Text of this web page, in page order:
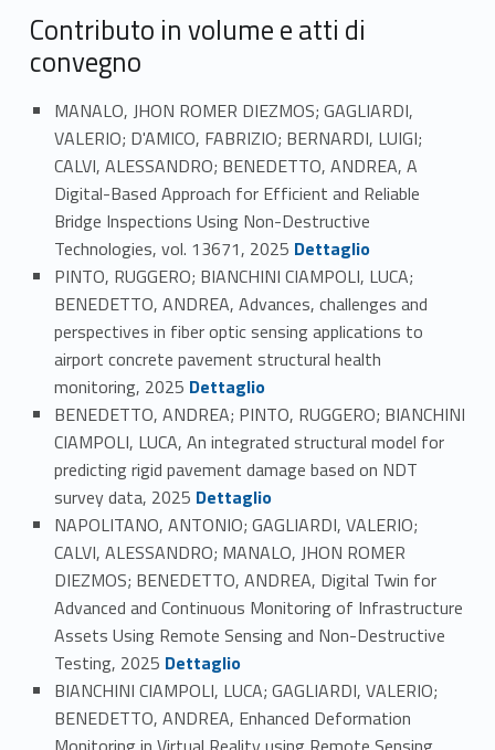
Contributo in volume e atti di
convegno
MANALO, JHON ROMER DIEZMOS; GAGLIARDI,
VALERIO; D'AMICO, FABRIZIO; BERNARDI, LUIGI;
CALVI, ALESSANDRO; BENEDETTO, ANDREA, A
Digital-Based Approach for Efficient and Reliable
Bridge Inspections Using Non-Destructive
Technologies, vol. 13671, 2025 Link identifier #identifier_person_164822-97
Dettaglio
PINTO, RUGGERO; BIANCHINI CIAMPOLI, LUCA;
BENEDETTO, ANDREA, Advances, challenges and
perspectives in fiber optic sensing applications to
airport concrete pavement structural health
monitoring, 2025 Link identifier #identifier_person_95202-98
Dettaglio
BENEDETTO, ANDREA; PINTO, RUGGERO; BIANCHINI
CIAMPOLI, LUCA, An integrated structural model for
predicting rigid pavement damage based on NDT
survey data, 2025 Link identifier #identifier_person_12745-99
Dettaglio
NAPOLITANO, ANTONIO; GAGLIARDI, VALERIO;
CALVI, ALESSANDRO; MANALO, JHON ROMER
DIEZMOS; BENEDETTO, ANDREA, Digital Twin for
Advanced and Continuous Monitoring of Infrastructure
Assets Using Remote Sensing and Non-Destructive
Testing, 2025 Link identifier #identifier_person_99362-100
Dettaglio
BIANCHINI CIAMPOLI, LUCA; GAGLIARDI, VALERIO;
BENEDETTO, ANDREA, Enhanced Deformation